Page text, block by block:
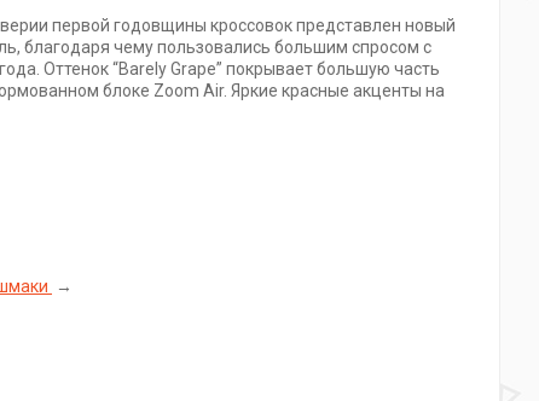
первой годовщины кроссовок представлен новый
благодаря чему пользовались большим спросом с
Оттенок “Barely Grape” покрывает большую часть
блоке Zoom Air. Яркие красные акценты на
→